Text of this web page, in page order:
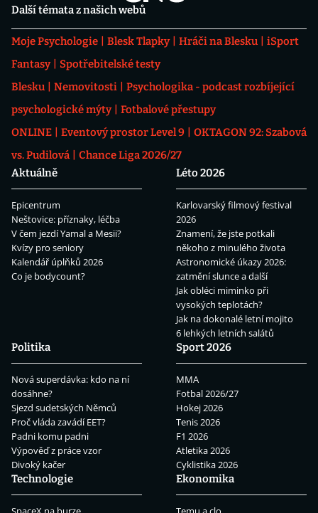
Další témata z našich webů
Moje Psychologie Blesk Tlapky Hráči na Blesku
iSport
Fantasy
Spotřebitelské testy
Blesku
Nemovitosti
Psychologika - podcast rozbíjející
psychologické mýty
Fotbalové přestupy
ONLINE
Eventový prostor Level 9
OKTAGON 92: Szabová
vs. Pudilová
Chance Liga 2026/27
Aktuálně
Epicentrum
Neštovice: příznaky, léčba
V čem jezdí Yamal a Mesii?
Kvízy pro seniory
Kalendář úplňků 2026
Co je bodycount?
Léto 2026
Karlovarský filmový festival
2026
Znamení, že jste potkali
někoho z minulého života
Astronomické úkazy 2026:
zatmění slunce a další
Jak obléci miminko při
vysokých teplotách?
Jak na dokonalé letní mojito
6 lehkých letních salátů
Politika
Nová superdávka: kdo na ní
dosáhne?
Sjezd sudetských Němců
Proč vláda zavádí EET?
Padni komu padni
Výpověď z práce vzor
Divoký kačer
Sport 2026
MMA
Fotbal 2026/27
Hokej 2026
Tenis 2026
F1 2026
Atletika 2026
Cyklistika 2026
Technologie
Ekonomika